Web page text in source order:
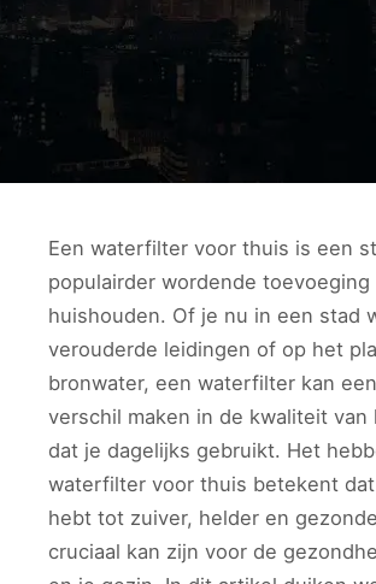
Een waterfilter voor thuis is een
populairder wordende toevoeging
huishouden. Of je nu in een stad
verouderde leidingen of op het
bronwater, een waterfilter kan
verschil maken in de kwaliteit van
dat je dagelijks gebruikt. Het
waterfilter voor thuis betekent
hebt tot zuiver, helder en
cruciaal kan zijn voor de